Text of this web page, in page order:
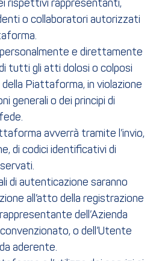
rispettivi rappresentanti,
o collaboratori autorizzati
e direttamente
tutti gli atti dolosi o colposi
della Piattaforma, in violazione
generali o dei principi di
avverrà tramite l’invio,
di codici identificativi di
di autenticazione saranno
all’atto della registrazione
dell’Azienda
o dell’Utente
aderente.